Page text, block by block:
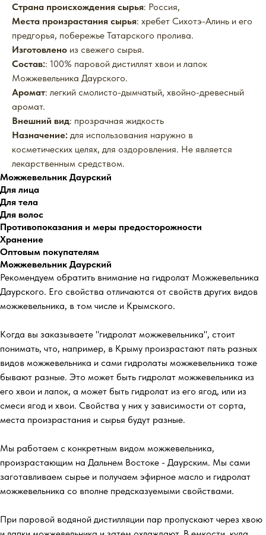
Страна происхождения сырья: Россия,
Места произрастания сырья: хребет Сихотэ-Алинь и его
предгорья, побережье Татарского пролива.
Изготовлено из свежего сырья.
Состав:: 100% паровой дистиллят хвои и лапок
Можжевельника Даурского.
Аромат: легкий смолисто-дымчатый, хвойно-древесный
аромат.
Внешний вид: прозрачная жидкость
Назначение: для использования наружно в
косметических целях, для оздоровления. Не является
лекарственным средством.
Можжевельник Даурский
Для лица
Для тела
Для волос
Противопоказания и меры предосторожности
Хранение
Оптовым покупателям
Можжевельник Даурский
Рекомендуем обратить внимание на гидролат Можжевельника
Даурского. Его свойства отличаются от свойств других видов
можжевельника, в том числе и Крымского.
Когда вы заказываете "гидролат можжевельника", стоит
понимать, что, например, в Крыму произрастают пять разных
видов можжевельника и сами гидролаты можжевельника тоже
бывают разные. Это может быть гидролат можжевельника из
его хвои и лапок, а может быть гидролат из его ягод, или из
смеси ягод и хвои. Свойства у них у зависимости от сорта,
места произрастания и сырья будут разные.
Мы работаем с конкретным видом можжевельника,
произрастающим на Дальнем Востоке - Даурским. Мы сами
заготавливаем сырье и получаем эфирное масло и гидролат
можжевельника со вполне предсказуемыми свойствами.
При паровой водяной дистилляции пар пропускают через хвою